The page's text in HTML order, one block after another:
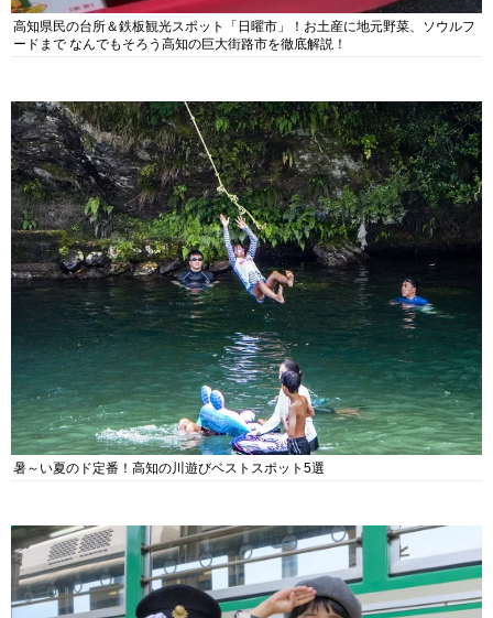
高知県民の台所＆鉄板観光スポット「日曜市」！お土産に地元野菜、ソウルフ
ードまで なんでもそろう高知の巨大街路市を徹底解説！
暑～い夏のド定番！高知の川遊びベストスポット5選